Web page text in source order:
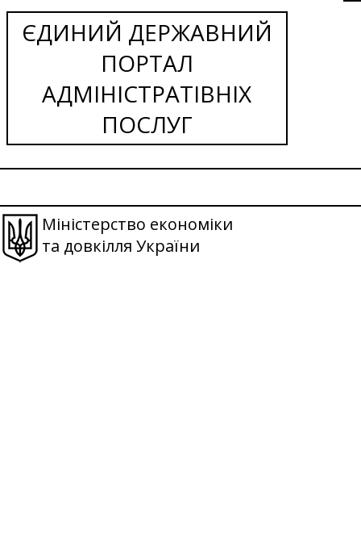
ЄДИНИЙ ДЕРЖАВНИЙ
ПОРТАЛ
АДМІНІСТРАТІВНІХ
ПОСЛУГ
Міністерство економіки
та довкілля України